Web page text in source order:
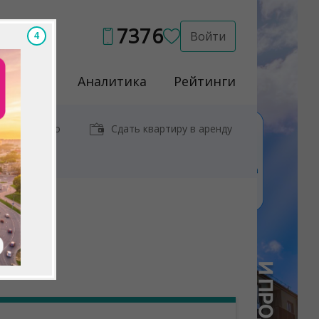
7376 Войти
Аналитика Рейтинги
у метро Сдать квартиру в аренду
1